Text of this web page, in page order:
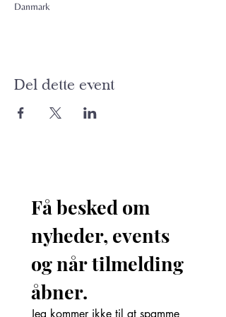
Danmark
Del dette event
Få besked om
nyheder, events
og når tilmelding
Jeg kommer ikke til at spamme